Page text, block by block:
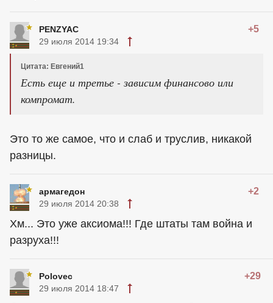
PENZYAC +5
29 июля 2014 19:34
Цитата: Евгений1
Есть еще и третье - зависим финансово или
компромат.
Это то же самое, что и слаб и труслив, никакой
разницы.
армагедон +2
29 июля 2014 20:38
Хм... Это уже аксиома!!! Где штаты там война и
разруха!!!
Polovec +29
29 июля 2014 18:47